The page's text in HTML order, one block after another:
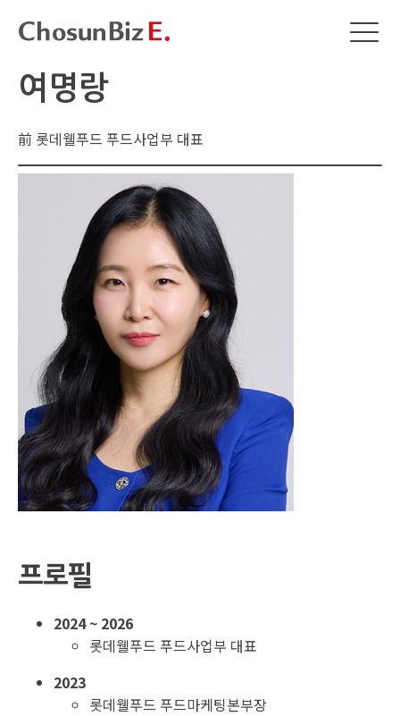
여명랑
前 롯데웰푸드 푸드사업부 대표
프로필
2024 ~ 2026
롯데웰푸드 푸드사업부 대표
2023
롯데웰푸드 푸드마케팅본부장